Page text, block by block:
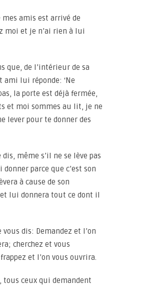
mes amis est arrivé de
moi et je n’ai rien à lui
que, de l’intérieur de sa
ami lui réponde: ‘Ne
la porte est déjà fermée,
et moi sommes au lit, je ne
lever pour te donner des
dis, même s’il ne se lève pas
parce que c’est son
à cause de son
lui donnera tout ce dont il
vous dis: Demandez et l’on
cherchez et vous
et l’on vous ouvrira.
tous ceux qui demandent